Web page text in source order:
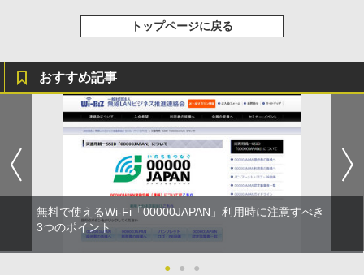
トップページに戻る
おすすめ記事
無料で使えるWi-Fi「00000JAPAN」利用時に注意すべき
3つのポイント
● ● ●